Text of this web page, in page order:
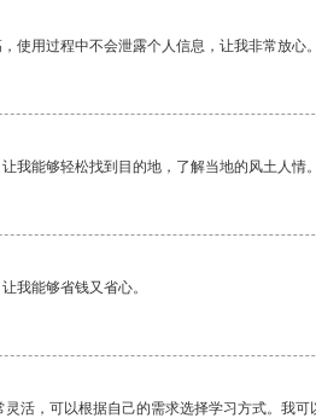
使用过程中不会泄露个人信息，让我非常放心。
我能够轻松找到目的地，了解当地的风土人情。
我能够省钱又省心。
活，可以根据自己的需求选择学习方式。我可